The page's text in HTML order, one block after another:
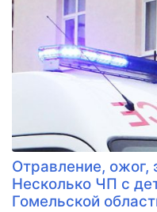
Отравление, ожог,
Несколько ЧП с
Гомельской